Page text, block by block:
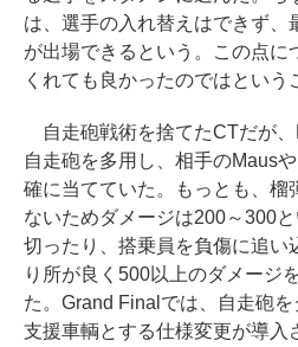
は、選手の入れ替えはできず、
が出場できるという。この点に
くれても良かったのではという
自走砲戦術を捨てたCTだが
自走砲を多用し、相手のMaus
確に当てていた。もっとも、榴
ないためダメージは200～300
切ったり、搭乗員を負傷に追い
り所が良く500以上のダメージ
た。Grand Finalでは、自走砲
支援車輌とする仕様変更が導入